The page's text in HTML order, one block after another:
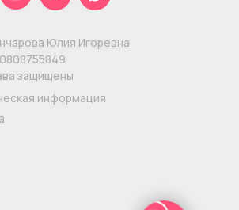
информация
Юлия Игоревна
защищены